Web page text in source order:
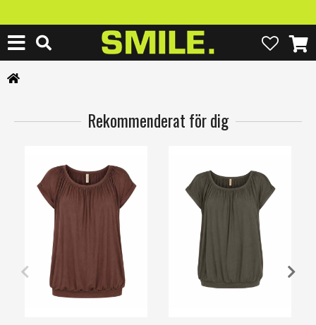
Rekommenderat för dig
XS 3XL S 3XL